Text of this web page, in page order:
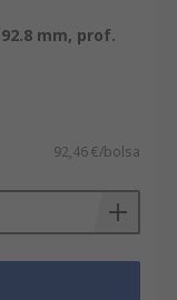
mm, prof.
92,46 €/bolsa